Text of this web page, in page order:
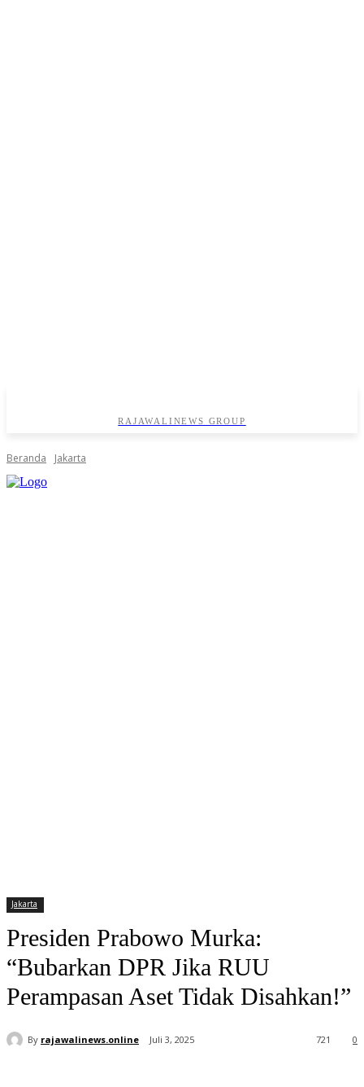
RAJAWALINEWS GROUP
Beranda Jakarta
Jakarta
Presiden Prabowo Murka:
“Bubarkan DPR Jika RUU
Perampasan Aset Tidak Disahkan!”
By rajawalinews.online Juli 3, 2025 0
721